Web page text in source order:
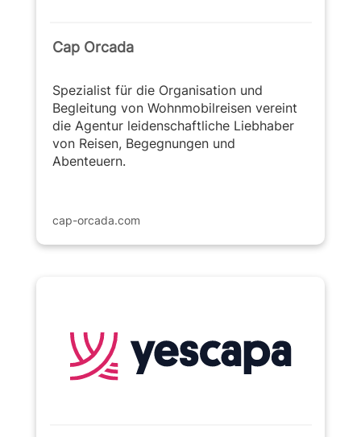
cap-orcada.com
Cap Orcada
Spezialist für die Organisation und
Begleitung von Wohnmobilreisen vereint
die Agentur leidenschaftliche Liebhaber
von Reisen, Begegnungen und
Abenteuern.